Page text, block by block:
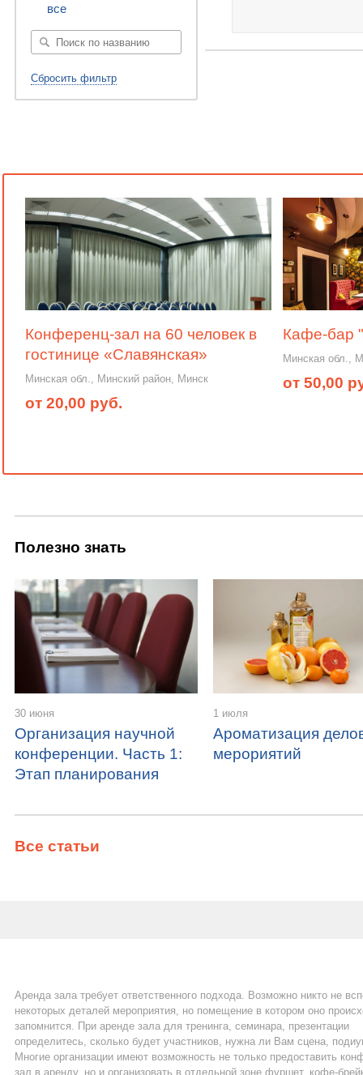
все
Сбросить фильтр
Конференц-зал на 60 человек в
гостинице «Славянская»
Минская обл., Минский район, Минск
от 20,00 руб.
Кафе-бар
Минская обл.,
от 50,00
Полезно знать
30 июня
Организация научной
конференции. Часть 1:
Этап планирования
1 июля
Ароматизация
мерориятий
Все статьи
Аренда зала требует ответственного подхода. Возможно никто не
некоторых деталей мероприятия, но помещение в котором оно
запомнится. При аренде зала для тренинга, семинара, презентации
определитесь, сколько будет участников, нужна ли Вам сцена,
Многие организации имеют возможность не только предоставить
зал в аренду, но и организовать в отдельной зоне фуршет, кофе-